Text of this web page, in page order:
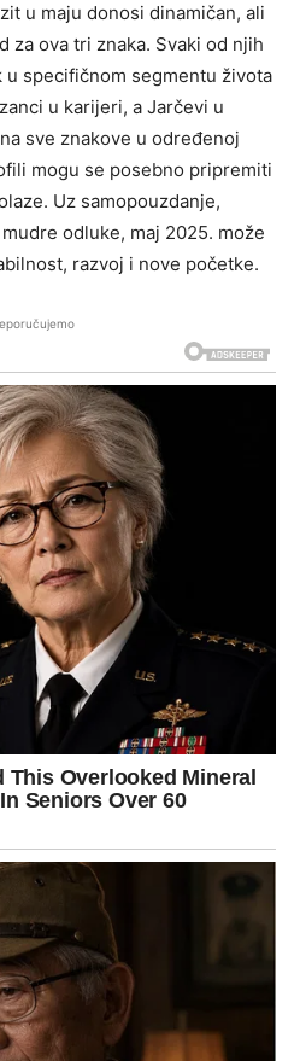
u maju donosi dinamičan, ali
za ova tri znaka. Svaki od njih
specifičnom segmentu života
u karijeri, a Jarčevi u
sve znakove u određenoj
mogu se posebno pripremiti
Uz samopouzdanje,
odluke, maj 2025. može
razvoj i nove početke.